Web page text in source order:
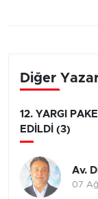
Diğer
12. YARGI
EDİLDİ (3)
Av.
07